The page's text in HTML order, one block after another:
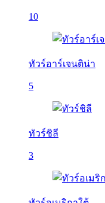
10
ทัวร์อาร์เจนติน่า
5
ทัวร์ชิลี
3